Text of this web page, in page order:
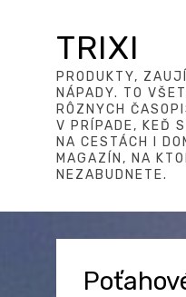
TRIXI
PRODUKTY,
NÁPADY. TO
RÔZNYCH
V PRÍPADE, KEĎ
NA CESTÁCH I
MAGAZÍN, NA
NEZABUDNETE.